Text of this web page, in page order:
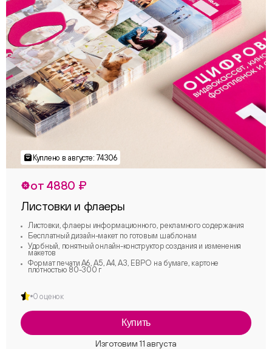
от 4880 ₽
Листовки и флаеры
Листовки, флаеры информационного, рекламного содержания
Бесплатный дизайн-макет по готовым шаблонам
Удобный, понятный онлайн-конструктор создания и изменения
макетов
Формат печати А6, А5, А4, А3, ЕВРО на бумаге, картоне
плотностью 80-300 г
0 оценок
Купить